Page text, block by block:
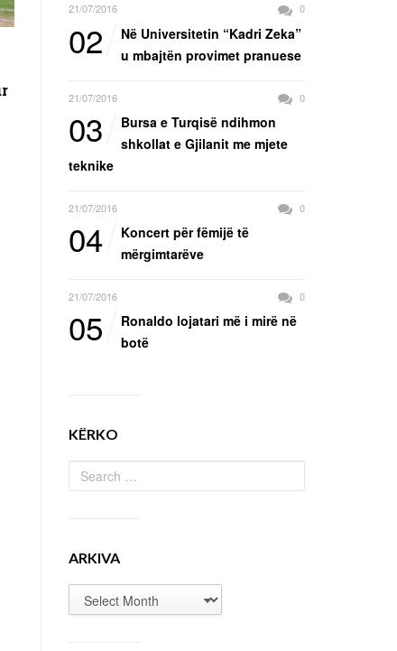
21/07/2016 0
02
Në Universitetin “Kadri Zeka”
u mbajtën provimet pranuese
21/07/2016 0
03
Bursa e Turqisë ndihmon
shkollat e Gjilanit me mjete
teknike
21/07/2016 0
04
Koncert për fëmijë të
mërgimtarëve
21/07/2016 0
05
Ronaldo lojatari më i mirë në
botë
KËRKO
ARKIVA